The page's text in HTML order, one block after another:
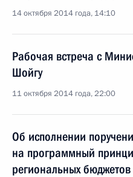
14 октября 2014 года, 14:10
Рабочая встреча с
Шойгу
11 октября 2014 года, 22:00
Об исполнении
на программный
региональных бюджетов